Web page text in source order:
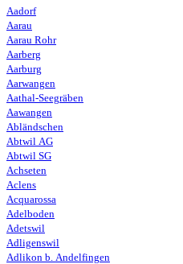
Aadorf
Aarau
Aarau Rohr
Aarberg
Aarburg
Aarwangen
Aathal-Seegräben
Aawangen
Abländschen
Abtwil AG
Abtwil SG
Achseten
Aclens
Acquarossa
Adelboden
Adetswil
Adligenswil
Adlikon b. Andelfingen